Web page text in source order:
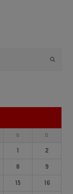
S D
1
2
8
9
15
16